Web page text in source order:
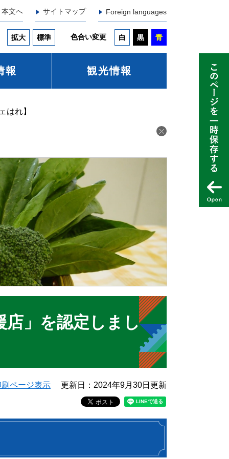
本文へ サイトマップ Foreign languages
拡大 標準 色合い変更 白 黒 青
報 観光情報
はれ】
店」を認定しまし
ページ表示 更新日：2024年9月30日更新